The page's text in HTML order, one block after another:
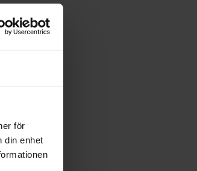
för
din enhet